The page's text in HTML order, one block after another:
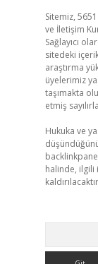
Sitemiz,
ve İletişim
Sağlayıcı
sitedeki
araştırma
üyelerimiz
taşımakta
etmiş
Hukuka ve
halinde, ilgili